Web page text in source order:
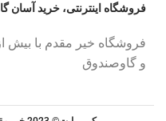
فروشگاه اینترنتی، خرید آسان
و گاوصندوق